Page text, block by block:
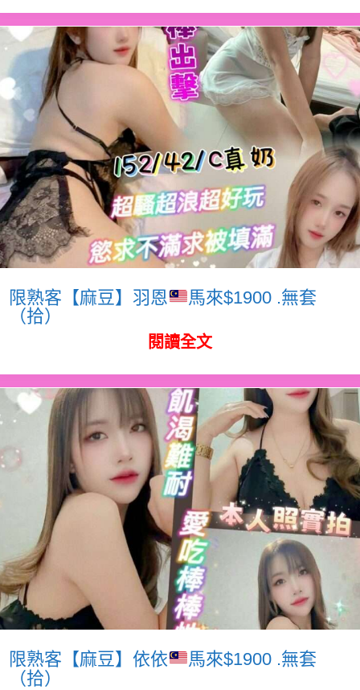
限熟客【麻豆】羽恩
馬來$1900 .無套
（拾）
閱讀全文
限熟客【麻豆】依依
馬來$1900 .無套
（拾）